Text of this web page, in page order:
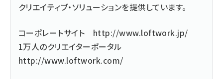
クリエイティブ・ソリューションを提供しています。
コーポレートサイト http://www.loftwork.jp/
1万人のクリエイターポータル
http://www.loftwork.com/